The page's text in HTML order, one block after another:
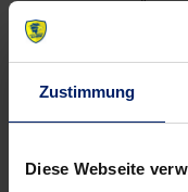
Zustimmung
Diese Webseite
Guardiola gibt es im
nach den
Am Sonntag, 26.